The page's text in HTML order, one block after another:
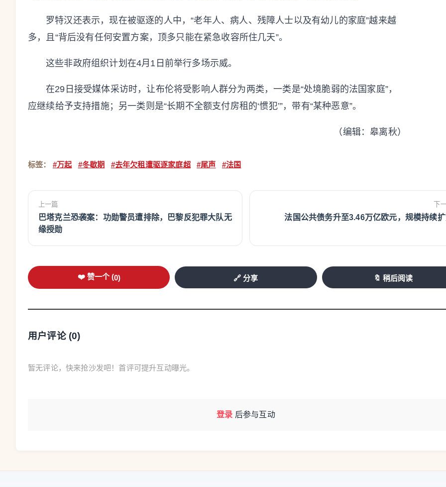
罗特汉还表示，现在被驱逐的人中，“老年人、病人、残障人士以及有幼儿的家庭”越来越
多，且“背后没有任何安置方案，顶多只能在紧急收容所住几天”。
这些非政府组织计划在4月1日前举行多场示威。
在29日接受媒体采访时，让布伦将受影响人群分为两类，一类是“处境脆弱的法国家庭”，
应继续给予支持措施；另一类则是“长期不全额支付房租的‘惯犯’”，带有“某种恶意”。
（编辑：皋离秋）
标签： #万起 #冬歇期 #去年欠租遭驱逐家庭超 #尾声 #法国
上一篇
巴塔克兰恐袭案：功勋警员遭排除，巴黎反犯罪大队无
缘授勋
下
法国公共债务升至3.46万亿欧元，规模持续
❤️ 赞一个 (0) 🔗 分享 🔖 稍后阅读
用户评论 (0)
暂无评论，快来抢沙发吧！首评可提升互动曝光。
登录 后参与互动